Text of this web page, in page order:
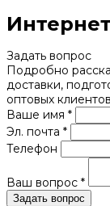
Задать вопрос
Подробно
доставки,
оптовых
Ваше имя *
Эл. почта *
Телефон
Ваш вопрос *